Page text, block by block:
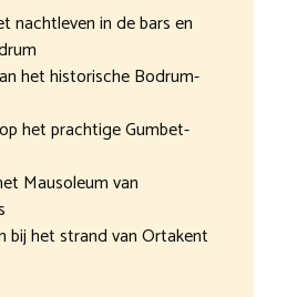
nachtleven in de bars en
het historische Bodrum-
het prachtige Gumbet-
Mausoleum van
bij het strand van Ortakent